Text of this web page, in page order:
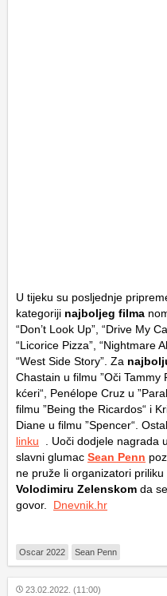
U tijeku su posljednje
kategoriji najboljeg filma
“Don’t Look Up”, “Drive My
“Licorice Pizza”, “Nightmare
“West Side Story”. Za
Chastain u filmu ”Oči Tammy
kćeri“, Penélope Cruz u
filmu ”Being the Ricardos“ i
Diane u filmu ”Spencer“.
linku . Uoči dodjele nagrada
slavni glumac Sean Penn
ne pruže li organizatori
Volodimiru Zelenskom da
govor. Dnevnik.hr
Oscar 2022 Sean Penn
23.02.2022. (11:00)